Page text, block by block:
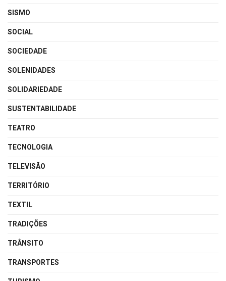
SISMO
SOCIAL
SOCIEDADE
SOLENIDADES
SOLIDARIEDADE
SUSTENTABILIDADE
TEATRO
TECNOLOGIA
TELEVISÃO
TERRITÓRIO
TEXTIL
TRADIÇÕES
TRÂNSITO
TRANSPORTES